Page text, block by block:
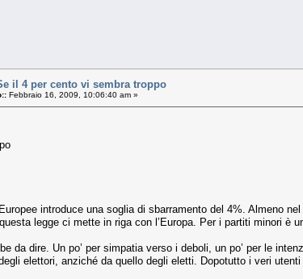
il 4 per cento vi sembra troppo
Febbraio 16, 2009, 10:06:40 am »
introduce una soglia di sbarramento del 4%. Almeno
legge ci mette in riga con l’Europa. Per i partiti minori è
da dire. Un po’ per simpatia verso i deboli, un po’ per le
elettori, anziché da quello degli eletti. Dopotutto i veri